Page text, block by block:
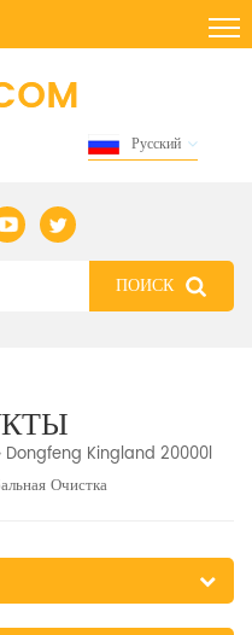
Русский
Dongfeng Kingland 20000l
Очистка